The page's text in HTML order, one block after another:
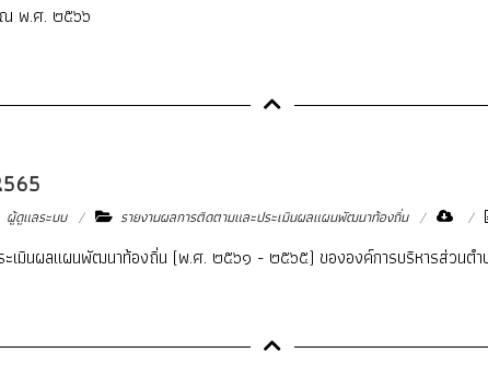
ณ พ.ศ. ๒๕๖๖
ผู้ดูแลระบบ รายงานผลการติดตามและประเมินผลแผนพัฒนาท้องถิ่น
ะเมินผลแผนพัฒนาท้องถิ่น (พ.ศ. ๒๕๖๑ - ๒๕๖๕) ขององค์การบริหารส่วนตำ